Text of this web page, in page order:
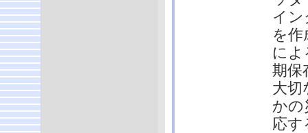
イ
を
に
期保
大切
かの
応す